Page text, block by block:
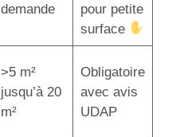
demande
pour petite
surface
>5 m²
jusqu’à 20
m²
Obligatoire
avec avis
UDAP